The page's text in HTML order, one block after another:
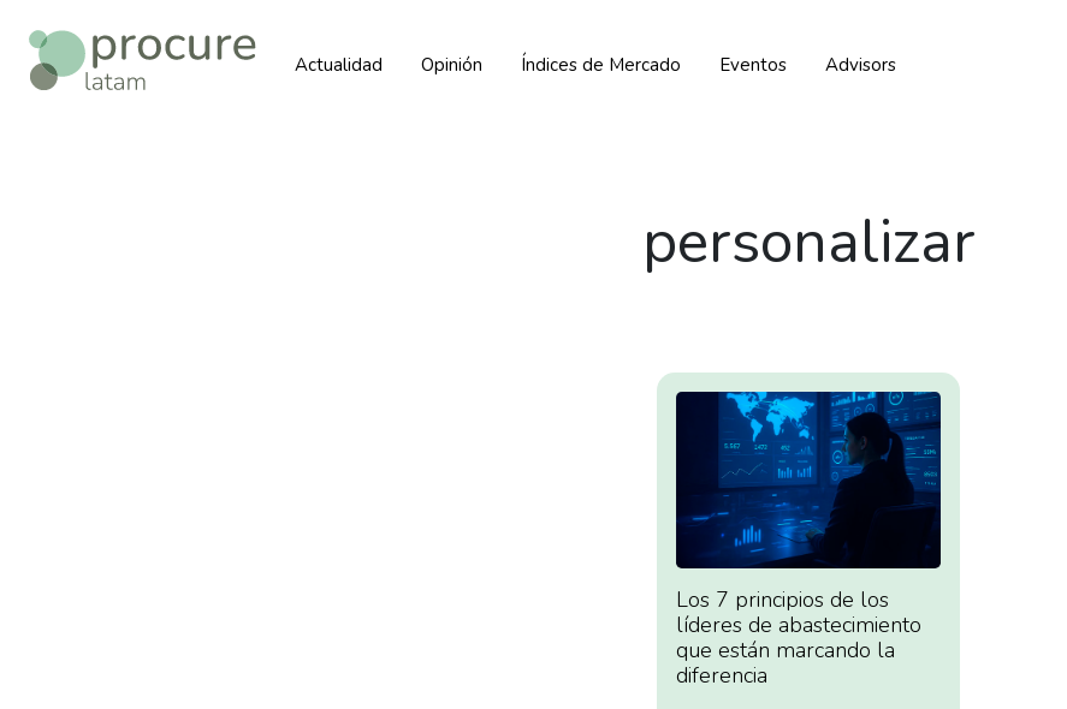
Actualidad Opinión Índices de Mercado Eventos Advisors
personalizar
Los 7 principios de los
líderes de abastecimiento
que están marcando la
diferencia